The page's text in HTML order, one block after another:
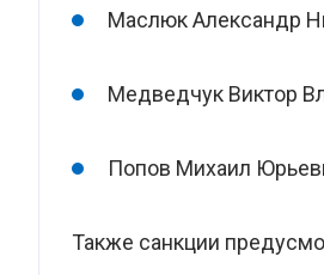
Маслюк Александр
Медведчук Виктор
Попов Михаил
Также санкции